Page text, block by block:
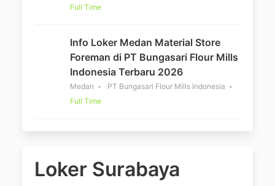
Full Time
Info Loker Medan Material Store
Foreman di PT Bungasari Flour Mills
Indonesia Terbaru 2026
Medan
PT Bungasari Flour Mills Indonesia
Full Time
Loker Surabaya